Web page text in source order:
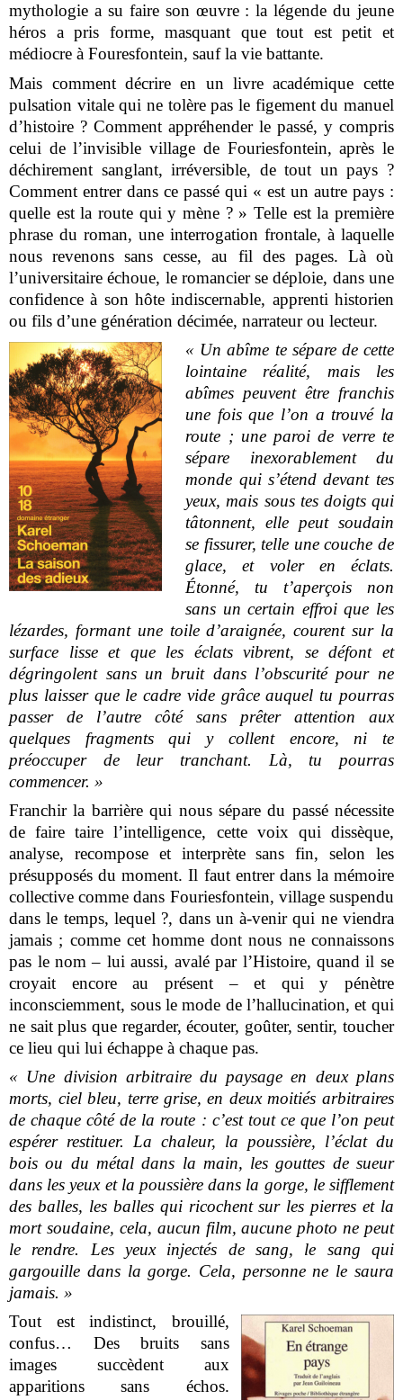
mythologie a su faire son œuvre : la légende du jeune
héros a pris forme, masquant que tout est petit et
médiocre à Fouresfontein, sauf la vie battante.
Mais comment décrire en un livre académique cette
pulsation vitale qui ne tolère pas le figement du manuel
d’histoire ? Comment appréhender le passé, y compris
celui de l’invisible village de Fouriesfontein, après le
déchirement sanglant, irréversible, de tout un pays ?
Comment entrer dans ce passé qui « est un autre pays :
quelle est la route qui y mène ? » Telle est la première
phrase du roman, une interrogation frontale, à laquelle
nous revenons sans cesse, au fil des pages. Là où
l’universitaire échoue, le romancier se déploie, dans une
confidence à son hôte indiscernable, apprenti historien
ou fils d’une génération décimée, narrateur ou lecteur.
« Un abîme te sépare de cette
lointaine réalité, mais les
abîmes peuvent être franchis
une fois que l’on a trouvé la
route ; une paroi de verre te
sépare inexorablement du
monde qui s’étend devant tes
yeux, mais sous tes doigts qui
tâtonnent, elle peut soudain
se fissurer, telle une couche de
glace, et voler en éclats.
Étonné, tu t’aperçois non
sans un certain effroi que les
lézardes, formant une toile d’araignée, courent sur la
surface lisse et que les éclats vibrent, se défont et
dégringolent sans un bruit dans l’obscurité pour ne
plus laisser que le cadre vide grâce auquel tu pourras
passer de l’autre côté sans prêter attention aux
quelques fragments qui y collent encore, ni te
préoccuper de leur tranchant. Là, tu pourras
commencer. »
Franchir la barrière qui nous sépare du passé nécessite
de faire taire l’intelligence, cette voix qui dissèque,
analyse, recompose et interprète sans fin, selon les
présupposés du moment. Il faut entrer dans la mémoire
collective comme dans Fouriesfontein, village suspendu
dans le temps, lequel ?, dans un à-venir qui ne viendra
jamais ; comme cet homme dont nous ne connaissons
pas le nom – lui aussi, avalé par l’Histoire, quand il se
croyait encore au présent – et qui y pénètre
inconsciemment, sous le mode de l’hallucination, et qui
ne sait plus que regarder, écouter, goûter, sentir, toucher
ce lieu qui lui échappe à chaque pas.
« Une division arbitraire du paysage en deux plans
morts, ciel bleu, terre grise, en deux moitiés arbitraires
de chaque côté de la route : c’est tout ce que l’on peut
espérer restituer. La chaleur, la poussière, l’éclat du
bois ou du métal dans la main, les gouttes de sueur
dans les yeux et la poussière dans la gorge, le sifflement
des balles, les balles qui ricochent sur les pierres et la
mort soudaine, cela, aucun film, aucune photo ne peut
le rendre. Les yeux injectés de sang, le sang qui
gargouille dans la gorge. Cela, personne ne le saura
jamais. »
Tout est indistinct, brouillé,
confus… Des bruits sans
images succèdent aux
apparitions sans échos.